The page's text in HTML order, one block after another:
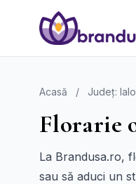
Acasă / Județ:
Florarie
La Brandusa.ro,
sau să aduci un